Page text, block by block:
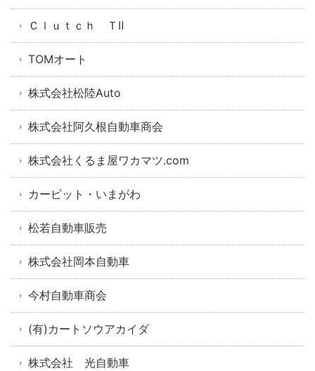
Ｃｌｕｔｃｈ ＴⅡ
TOMオート
株式会社松陸Auto
株式会社阿久根自動車商会
株式会社くるま屋ワカマツ.com
カーピット・いまがわ
松若自動車販売
株式会社岡本自動車
今村自動車商会
(有)カートソウアカイダ
株式会社 光自動車